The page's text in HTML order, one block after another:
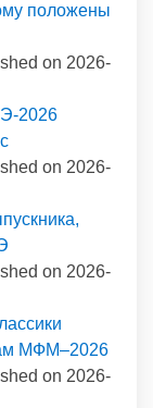
положены
on 2026-
2026
on 2026-
on 2026-
МФМ–2026
on 2026-